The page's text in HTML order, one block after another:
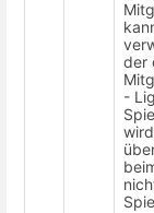
der
-